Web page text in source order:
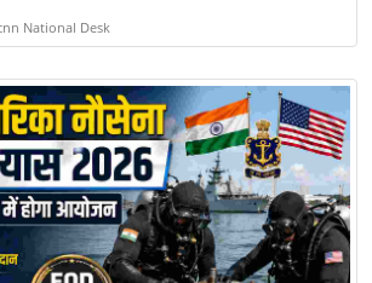
National Desk